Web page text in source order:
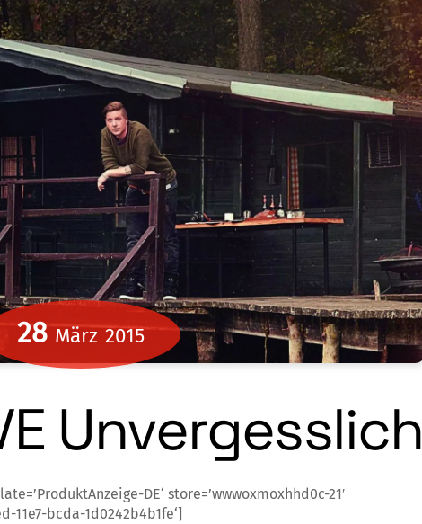
28 März 2015
Unvergesslich
DE‘ store=’wwwoxmoxhhd0c-21′
11e7-bcda-1d0242b4b1fe‘]